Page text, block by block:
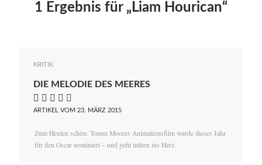
1 Ergebnis für „Liam Hourican“
KRITIK
DIE MELODIE DES MEERES
    
ARTIKEL VOM 23. MÄRZ 2015
Zum Heulen schön: Tomm Moores Animationsfilm wurde dieses Jahr
für den Oscar nominiert – und geht mitten ins Herz.